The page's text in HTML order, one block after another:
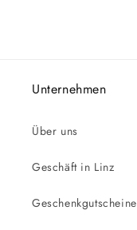
Unternehmen
Über uns
Geschäft in Linz
Geschenkgutscheine